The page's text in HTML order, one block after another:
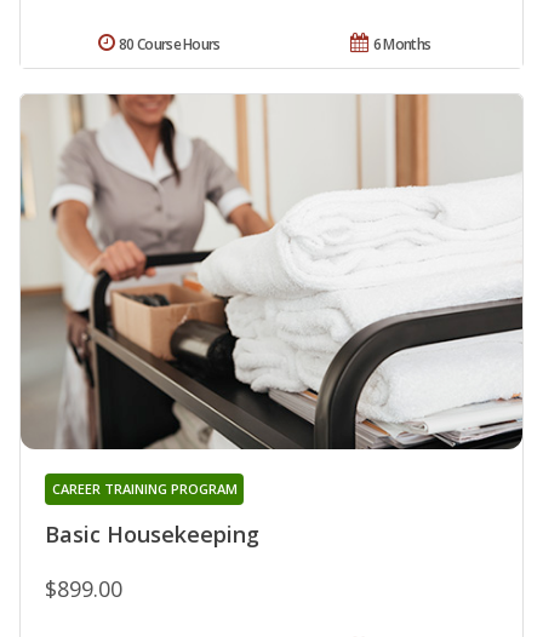
6 Months
80 Course Hours
Basic Housekeeping
CAREER TRAINING PROGRAM
$899.00